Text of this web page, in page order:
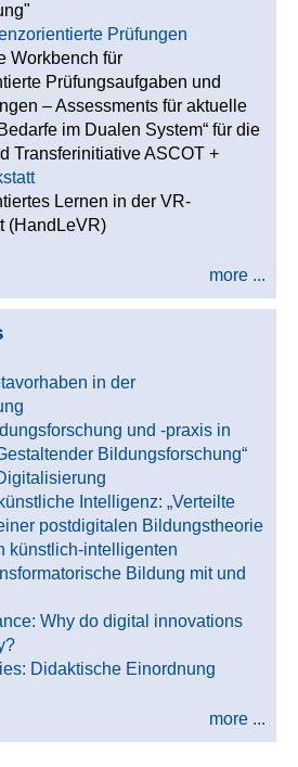
Prüfungen
Workbench für
Prüfungsaufgaben und
– Assessments für aktuelle
im Dualen System“ für die
Transferinitiative ASCOT +
Lernen in der VR-
(HandLeVR)
more ...
in der
und -praxis in
Bildungsforschung“
Intelligenz: „Verteilte
postdigitalen Bildungstheorie
künstlich-intelligenten
Bildung mit und
Why do digital innovations
Didaktische Einordnung
more ...